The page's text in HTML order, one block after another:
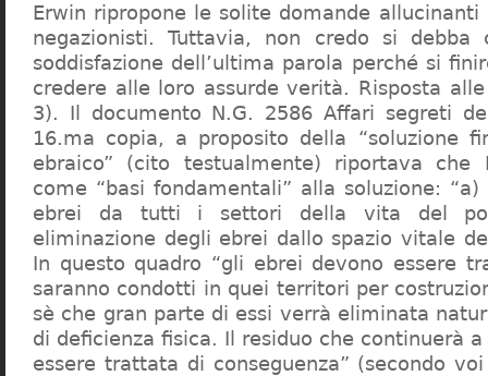
Erwin ripropone le solite domande
negazionisti. Tuttavia, non credo si debba
soddisfazione dell’ultima parola perché si
credere alle loro assurde verità. Risposta
3). Il documento N.G. 2586 Affari segreti
16.ma copia, a proposito della “soluzione
ebraico” (cito testualmente) riportava che
come “basi fondamentali” alla soluzione:
ebrei da tutti i settori della vita del
eliminazione degli ebrei dallo spazio vitale
In questo quadro “gli ebrei devono essere
saranno condotti in quei territori per
sè che gran parte di essi verrà eliminata
di deficienza fisica. Il residuo che continuerà
essere trattata di conseguenza” (secondo